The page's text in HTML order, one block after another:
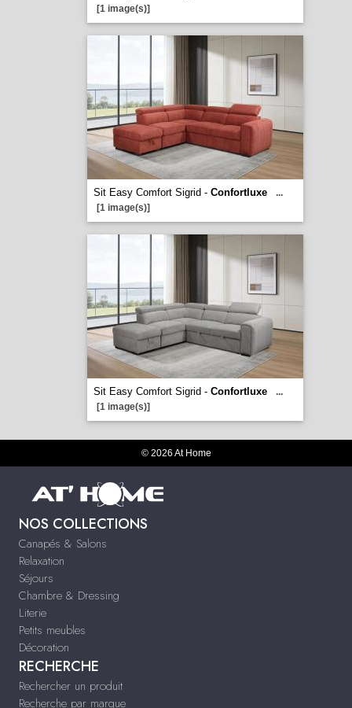
[1 image(s)]
Sit Easy Comfort Sigrid - Confortluxe
...
[1 image(s)]
Sit Easy Comfort Sigrid - Confortluxe
...
[1 image(s)]
© 2026 At Home
NOS COLLECTIONS
Canapés & Salons
Relaxation
Séjours
Chambre & Dressing
Literie
Petits meubles
Décoration
RECHERCHE
Rechercher un produit
Recherche par marque